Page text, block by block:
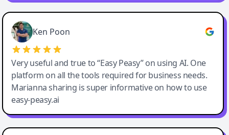
Ken Poon
Very useful and true to “Easy Peasy” on using AI. One
platform on all the tools required for business needs.
Marianna sharing is super informative on how to use
easy-peasy.ai